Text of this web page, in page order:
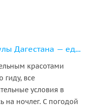
Горы, закаты и заброшенные аулы Дагестана — едем в горы на выходные
красотами
гиду, все
условия в
на ночлег. С погодой